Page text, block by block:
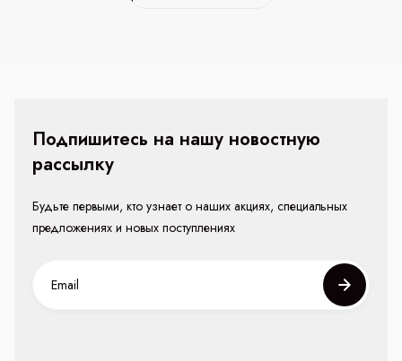
Подпишитесь на нашу новостную
рассылку
Будьте первыми, кто узнает о наших акциях, специальных
предложениях и новых поступлениях